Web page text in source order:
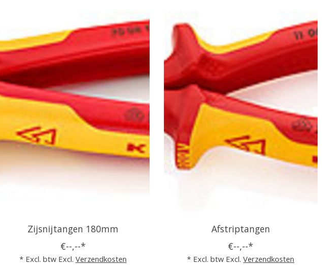
Zijsnijtangen 180mm
€--,--*
* Excl. btw Excl. Verzendkosten
Afstriptangen
€--,--*
* Excl. btw Excl.Verzendkosten